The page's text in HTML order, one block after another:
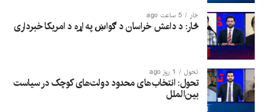
څار 5 ساعت ago
څار: د داعش خراسان د ګواښ په اړه د امریکا خبرداری
تحول 1 روز ago
تحول: انتخاب‌های محدود دولت‌های کوچک در سیاست
بین‌الملل